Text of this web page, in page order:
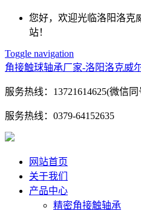
您好，欢迎光临洛阳洛克
站！
Toggle navigation
角接触球轴承厂家-洛阳洛克威
服务热线： 13721614625(微信同
服务热线： 0379-64152635
网站首页
关于我们
产品中心
精密角接触轴承